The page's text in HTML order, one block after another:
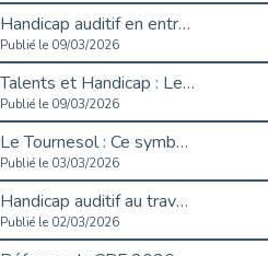
Handicap auditif en entreprise, aménagements pour sécuriser la communication - vidéo
Publié le 09/03/2026
Talents et Handicap : Le Top 10 des métiers plébiscités dans les Hauts-de-Seine
Publié le 09/03/2026
Le Tournesol : Ce symbole discret qui change la vie des personnes en situation de handicap invisible
Publié le 03/03/2026
Handicap auditif au travail : rendre l’invisible accessible
Publié le 02/03/2026